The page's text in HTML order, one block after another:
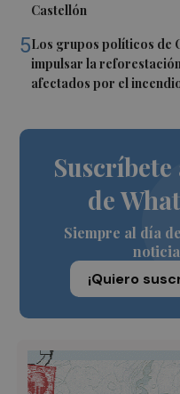
Castellón
5Los grupos políticos de
impulsar la
afectados por el
de
Siempre al día
¡Quiero